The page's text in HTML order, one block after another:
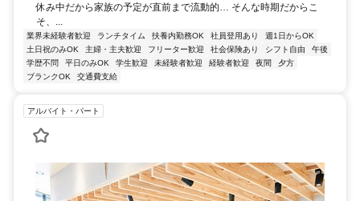
休み中だから家族の予定が直前まで流動的… そんな時期だからこ
そ、...
業界未経験者歓迎 ランチタイム 扶養内勤務OK 社員登用あり
週1日からOK
土日祝のみOK
主婦・主夫歓迎 フリーター歓迎 社会保険あり シフト自由
午後
学歴不問
平日のみOK 学生歓迎 未経験者歓迎 経験者歓迎 夜間
夕方
ブランクOK
交通費支給
アルバイト・パート